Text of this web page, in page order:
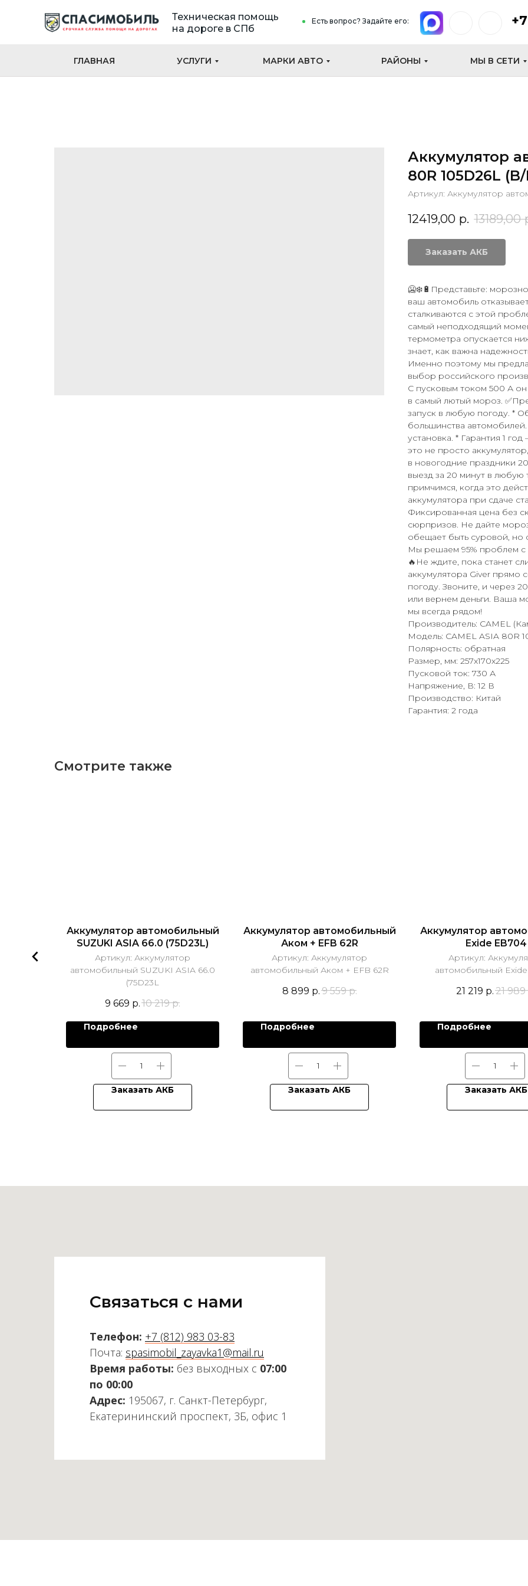
Есть вопрос? Задайте его:
ГЛАВНАЯ УСЛУГИ МАРКИ АВТО РАЙОНЫ МЫ В СЕТИ
Техническая помощь
на дороге в СПб
Аккумулятор
80R 105D26L (B/
Артикул: Аккумулятор
12419,00 р. 13189,00
Заказать АКБ
🥶❄️🔋Представьте:
ваш автомобиль
сталкиваются с этой
самый неподходящий
термометра опускается
знает, как важна
Именно поэтому мы
выбор российского
С пусковым током 500 А
в самый лютый мороз.
запуск в любую погоду. *
большинства автомобилей.
установка. * Гарантия 1
это не просто
в новогодние праздники
выезд за 20 минут в
примчимся, когда это
аккумулятора при сдаче
Фиксированная цена без
сюрпризов. Не дайте
обещает быть суровой, но
Мы решаем 95% проблем с
🔥Не ждите, пока станет
аккумулятора Giver прямо
погоду. Звоните, и через
или вернем деньги. Ваша
мы всегда рядом!
Производитель: CAMEL
Модель: CAMEL ASIA 80R
Полярность: обратная
Размер, мм: 257x170x225
Пусковой ток: 730 А
Напряжение, В: 12 В
Производство: Китай
Гарантия: 2 года
Смотрите также
Аккумулятор автомобильный
SUZUKI ASIA 66.0 (75D23L)
Артикул: Аккумулятор
автомобильный SUZUKI ASIA 66.0
(75D23L
9 669 р. 10 219 р.
Подробнее
Заказать АКБ
Аккумулятор автомобильный
Аком + EFB 62R
Артикул: Аккумулятор
автомобильный Аком + EFB 62R
8 899 р.9 559 р.
Подробнее
Заказать АКБ
Аккумулятор
Exide EB704
Артикул:
автомобильный
21 219 р. 21 989
Подробнее
Заказать АКБ
Связаться с нами
Телефон: +7 (812) 983 03-83
Почта: spasimobil_zayavka1@mail.ru
Время работы: без выходных с 07:00
по 00:00
Адрес: 195067, г. Санкт-Петербург,
Екатерининский проспект, 3Б, офис 1